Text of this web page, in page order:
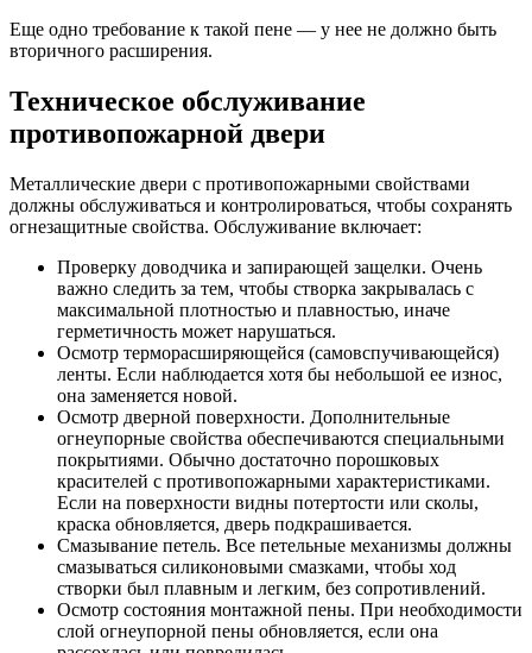
Еще одно требование к такой пене — у нее не должно быть
вторичного расширения.
Техническое обслуживание
противопожарной двери
Металлические двери с противопожарными свойствами
должны обслуживаться и контролироваться, чтобы сохранять
огнезащитные свойства. Обслуживание включает:
Проверку доводчика и запирающей защелки. Очень
важно следить за тем, чтобы створка закрывалась с
максимальной плотностью и плавностью, иначе
герметичность может нарушаться.
Осмотр терморасширяющейся (самовспучивающейся)
ленты. Если наблюдается хотя бы небольшой ее износ,
она заменяется новой.
Осмотр дверной поверхности. Дополнительные
огнеупорные свойства обеспечиваются специальными
покрытиями. Обычно достаточно порошковых
красителей с противопожарными характеристиками.
Если на поверхности видны потертости или сколы,
краска обновляется, дверь подкрашивается.
Смазывание петель. Все петельные механизмы должны
смазываться силиконовыми смазками, чтобы ход
створки был плавным и легким, без сопротивлений.
Осмотр состояния монтажной пены. При необходимости
слой огнеупорной пены обновляется, если она